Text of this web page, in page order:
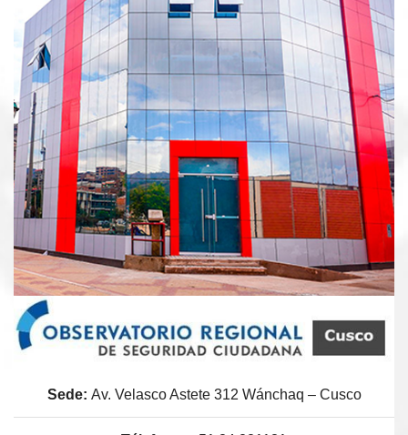
Sede: Av. Velasco Astete 312 Wánchaq – Cusco